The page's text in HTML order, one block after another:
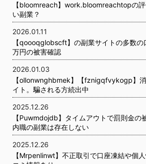
【bloomreach】work.bloomreachtopの
い副業？
2026.01.11
【qoooqglobscft】の副業サイトの多数
万円の被害確認
2026.01.03
【ollonwnghbmek】【fznigqfvykogp】
イト。騙される方続出中
2025.12.26
【Puwmdojdb】タイムアウトで罰則金の
内職の副業は存在しない
2025.12.26
【Mrpenlinwt】不正取引で口座凍結や個